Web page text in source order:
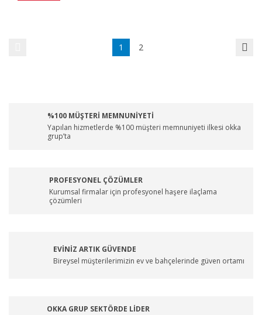
1 2
%100 MÜŞTERİ MEMNUNİYETİ
Yapılan hizmetlerde %100 müşteri memnuniyeti ilkesi okka
grup’ta
PROFESYONEL ÇÖZÜMLER
Kurumsal firmalar için profesyonel haşere ilaçlama
çözümleri
EVİNİZ ARTIK GÜVENDE
Bireysel müşterilerimizin ev ve bahçelerinde güven ortamı
OKKA GRUP SEKTÖRDE LİDER